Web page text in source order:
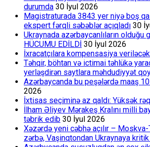
durumda 30 İyul 2026
Magistraturada 3843 yer niyə boş
ekspert fərqli səbəblər açıqladı 30
Ukraynada azərbaycanlıların olduğu
HÜCUMU EDİLDİ 30 İyul 2026
İxracatçılara kompensasiya veriləcək
Təhqir, böhtan və ictimai təhlükə
yerləşdirən saytlara məhdudiyyət
Azərbaycanda bu peşələrdə maaş 10
2026
İxtisas seçiminə az qaldı: Yüksək
İlham Əliyev Mərakeş Kralını milli
təbrik edib 30 İyul 2026
Xəzərdə yeni cəbhə açılır – Moskva-
zərbə, Vaşinqtondan Ukraynaya